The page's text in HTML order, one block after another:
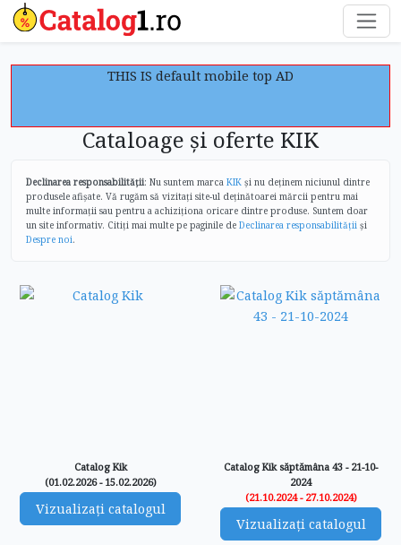
THIS IS default mobile top AD
Cataloage și oferte KIK
Declinarea responsabilității: Nu suntem marca KIK și nu deținem niciunul dintre
produsele afișate. Vă rugăm să vizitați site-ul deținătoarei mărcii pentru mai
multe informații sau pentru a achiziționa oricare dintre produse. Suntem doar
un site informativ. Citiți mai multe pe paginile de Declinarea responsabilității și
Despre noi.
Catalog Kik
(01.02.2026 - 15.02.2026)
Vizualizați catalogul
Catalog Kik săptămâna 43 - 21-10-
2024
(21.10.2024 - 27.10.2024)
Vizualizați catalogul